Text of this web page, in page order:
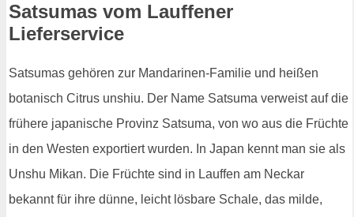
Satsumas vom Lauffener
Lieferservice
Satsumas gehören zur Mandarinen-Familie und heißen
botanisch Citrus unshiu. Der Name Satsuma verweist auf die
frühere japanische Provinz Satsuma, von wo aus die Früchte
in den Westen exportiert wurden. In Japan kennt man sie als
Unshu Mikan. Die Früchte sind in Lauffen am Neckar
bekannt für ihre dünne, leicht lösbare Schale, das milde,